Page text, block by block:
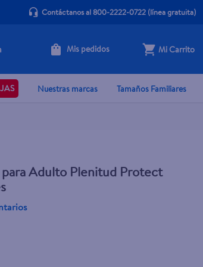
Contáctanos al 800-2222-0722(línea gratuita)
Mis pedidos Mi Carrito
Nuestras marcas Tamaños Familiares
para Adulto Plenitud Protect
+ Agregar